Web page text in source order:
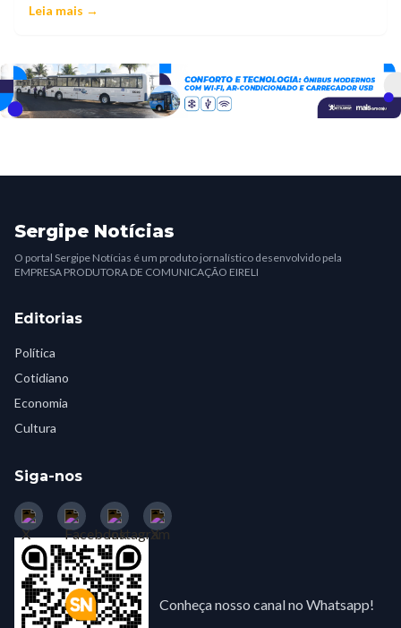
Leia mais →
Sergipe Notícias
O portal Sergipe Notícias é um produto jornalístico desenvolvido pela
EMPRESA PRODUTORA DE COMUNICAÇÃO EIRELI
Editorias
Política
Cotidiano
Economia
Cultura
Siga-nos
Conheça nosso canal no Whatsapp!